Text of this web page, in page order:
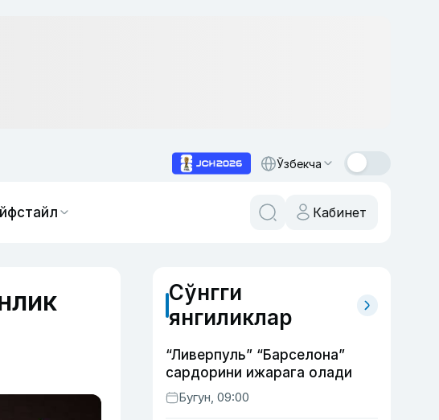
Ўзбекча
Кабинет
Сўнгги
янгиликлар
“Ливерпуль” “Барселона”
сардорини ижарага олади
Бугун, 09:00